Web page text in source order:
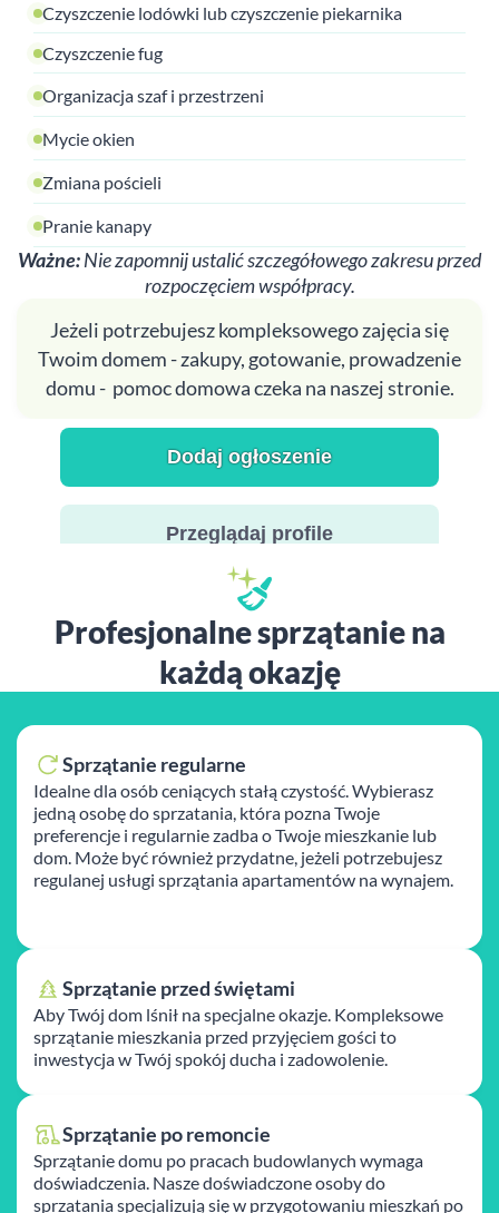
Czyszczenie lodówki lub czyszczenie piekarnika
Czyszczenie fug
Organizacja szaf i przestrzeni
Mycie okien
Zmiana pościeli
Pranie kanapy
Ważne:Nie zapomnij ustalić szczegółowego zakresu przed
rozpoczęciem współpracy.
Jeżeli potrzebujesz kompleksowego zajęcia się
Twoim domem - zakupy, gotowanie, prowadzenie
domu - pomoc domowa czeka na naszej stronie.
Dodaj ogłoszenie
Przeglądaj profile
Profesjonalne sprzątanie na
każdą okazję
Sprzątanie regularne
Idealne dla osób ceniących stałą czystość. Wybierasz
jedną osobę do sprzatania, która pozna Twoje
preferencje i regularnie zadba o Twoje mieszkanie lub
dom. Może być również przydatne, jeżeli potrzebujesz
regulanej usługi sprzątania apartamentów na wynajem.
Sprzątanie przed świętami
Aby Twój dom lśnił na specjalne okazje. Kompleksowe
sprzątanie mieszkania przed przyjęciem gości to
inwestycja w Twój spokój ducha i zadowolenie.
Sprzątanie po remoncie
Sprzątanie domu po pracach budowlanych wymaga
doświadczenia. Nasze doświadczone osoby do
sprzatania specjalizują się w przygotowaniu mieszkań po